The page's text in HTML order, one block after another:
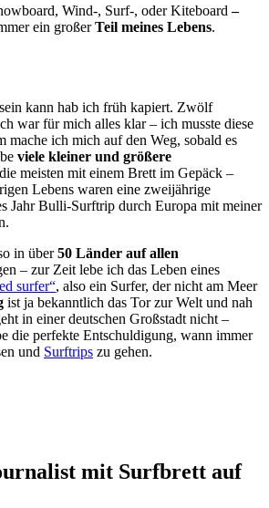
Wind-, Surf-, oder Kiteboard –
ein großerTeil meines Lebens.
sein kann hab ich früh kapiert. Zwölf
war für mich alles klar – ich musste diese
mache ich mich auf den Weg, sobald es
viele kleiner und größere
meisten mit einem Brett im Gepäck –
Lebens waren eine zweijährige
Jahr Bulli-Surftrip durch Europa mit meiner
in über50 Länder auf allen
– zur Zeit lebe ich das Leben eines
surfer“, also ein Surfer, der nicht am Meer
ist ja bekanntlich das Tor zur Welt und nah
in einer deutschen Großstadt nicht –
die perfekte Entschuldigung, wann immer
und Surftrips zu gehen.
mit Surfbrett auf